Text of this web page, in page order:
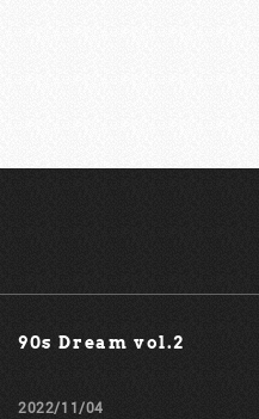
90s Dream vol.2￼
2022/11/04